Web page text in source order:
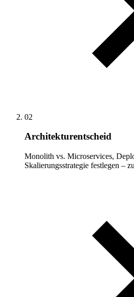
02
Architekturentscheid
Monolith vs. Microservices,
Skalierungsstrategie festlegen –